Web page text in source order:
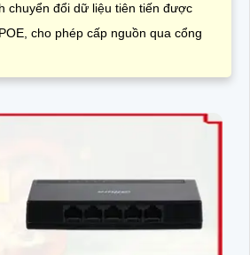
chuyển đổi dữ liệu tiên tiến được
cho phép cấp nguồn qua cổng